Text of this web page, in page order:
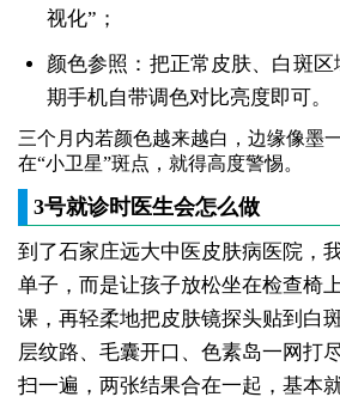
视化”；
颜色参照：把正常皮肤、白斑
期手机自带调色对比亮度即可。
三个月内若颜色越来越白，边缘像墨
在“小卫星”斑点，就得高度警惕。
3号就诊时医生会怎么做
到了石家庄远大中医皮肤病医院，
单子，而是让孩子放松坐在检查椅
课，再轻柔地把皮肤镜探头贴到白
层纹路、毛囊开口、色素岛一网打
扫一遍，两张结果合在一起，基本